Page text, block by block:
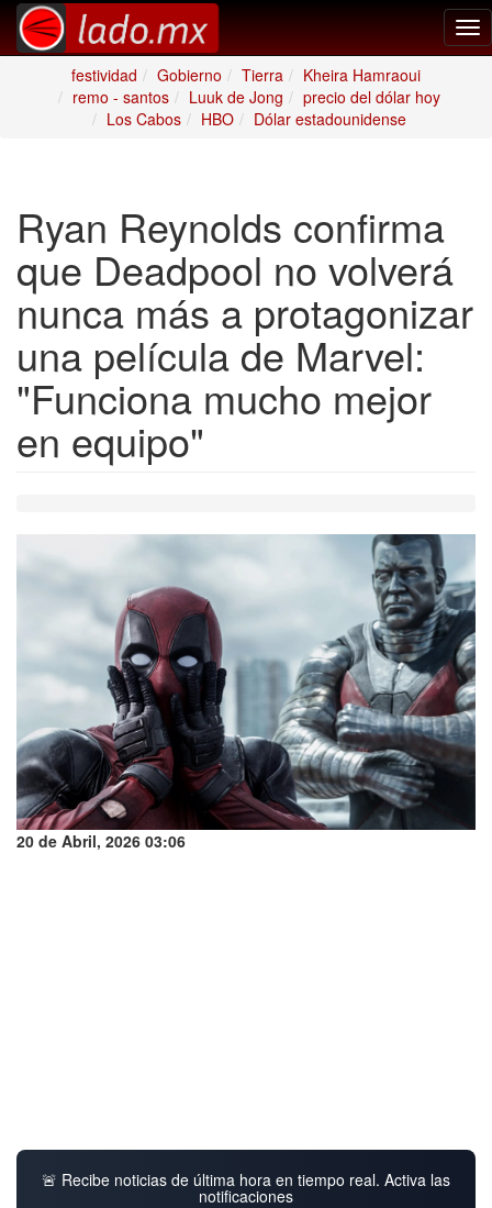
festividad
Gobierno Tierra
Kheira Hamraoui
remo - santos
Luuk de Jong
precio del dólar hoy
Los Cabos
HBO Dólar estadounidense
Ryan Reynolds confirma
que Deadpool no volverá
nunca más a protagonizar
una película de Marvel:
"Funciona mucho mejor
en equipo"
20 de Abril, 2026 03:06
🚨 Recibe noticias de última hora en tiempo real. Activa las
notificaciones